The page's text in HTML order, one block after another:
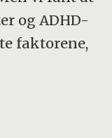
og ADHD-
faktorene,